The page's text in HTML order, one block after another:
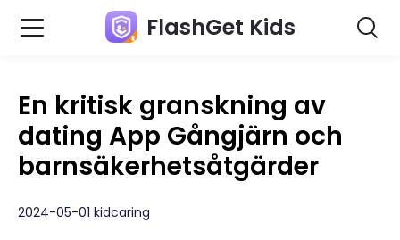
FlashGet Kids
En kritisk granskning av
dating App Gångjärn och
barnsäkerhetsåtgärder
2024-05-01 kidcaring